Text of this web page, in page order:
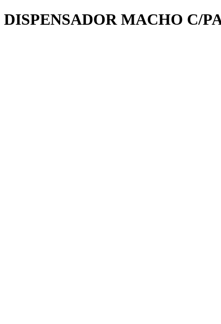
DISPENSADOR MACHO C/